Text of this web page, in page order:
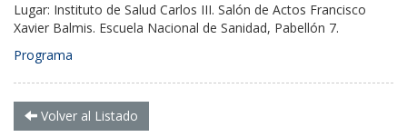
Lugar: Instituto de Salud Carlos III. Salón de Actos Francisco
Xavier Balmis. Escuela Nacional de Sanidad, Pabellón 7.
Programa
Volver al Listado